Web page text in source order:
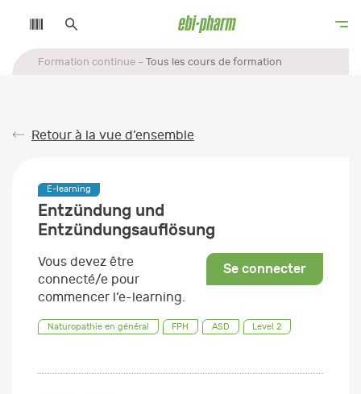
Formation continue Tous les cours de formation
Retour à la vue d’ensemble
E-learning
Entzündung und
Entzündungsauflösung
Se connecter
Vous devez être
connecté/e pour
commencer l’e-learning.
Naturopathie en général FPH ASD Level 2